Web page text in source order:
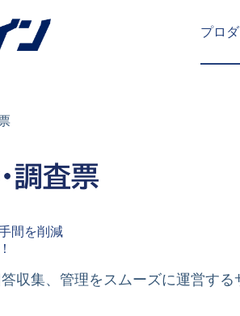
プロ
間を削減
収集、管理をスムーズに運営する